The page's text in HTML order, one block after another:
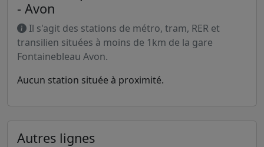
- Avon
Il s'agit des stations de métro, tram, RER et
transilien situées à moins de 1km de la gare
Fontainebleau Avon.
Aucun station située à proximité.
Autres lignes